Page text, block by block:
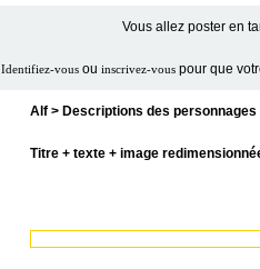
Vous allez poster en
Identifiez-vousou inscrivez-vouspour que
Alf > Descriptions des personnages
Titre + texte + image